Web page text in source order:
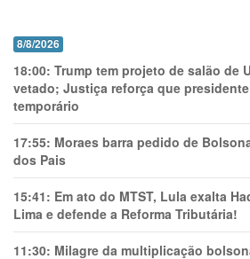
8/8/2026
18:00: Trump tem projeto de salão de
vetado; Justiça reforça que
temporário
17:55: Moraes barra pedido de
dos Pais
15:41: Em ato do MTST, Lula exalta
Lima e defende a Reforma Tributária!
11:30: Milagre da multiplicação